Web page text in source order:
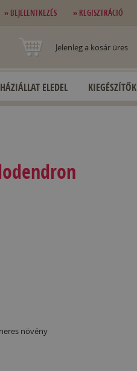
» BEJELENTKEZÉS » REGISZTRÁCIÓ
Jelenleg a kosár üres
HÁZIÁLLAT ELEDEL KIEGÉSZÍTŐK
növény